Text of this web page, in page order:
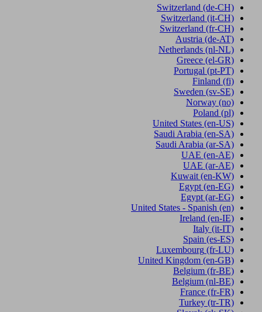
Switzerland (de-CH)
Switzerland (it-CH)
Switzerland (fr-CH)
Austria (de-AT)
Netherlands (nl-NL)
Greece (el-GR)
Portugal (pt-PT)
Finland (fi)
Sweden (sv-SE)
Norway (no)
Poland (pl)
United States (en-US)
Saudi Arabia (en-SA)
Saudi Arabia (ar-SA)
UAE (en-AE)
UAE (ar-AE)
Kuwait (en-KW)
Egypt (en-EG)
Egypt (ar-EG)
United States - Spanish (en)
Ireland (en-IE)
Italy (it-IT)
Spain (es-ES)
Luxembourg (fr-LU)
United Kingdom (en-GB)
Belgium (fr-BE)
Belgium (nl-BE)
France (fr-FR)
Turkey (tr-TR)